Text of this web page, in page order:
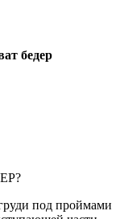
бедер
под проймами